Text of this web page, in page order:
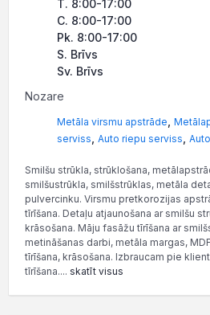
T. 8:00-17:00
C. 8:00-17:00
Pk. 8:00-17:00
S. Brīvs
Sv. Brīvs
Nozare
Metāla virsmu apstrāde
serviss Auto riepu serviss
Smilšu strūkla, strūklošana,
smilšustrūkla, smilšstrūklas, metāla
pulvercinku. Virsmu pretkorozijas
tīrīšana. Detaļu atjaunošana ar smilšu
krāsošana. Māju fasāžu tīrīšana ar
metināšanas darbi, metāla margas,
tīrīšana, krāsošana. Izbraucam pie
tīrīšana.... skatīt visus